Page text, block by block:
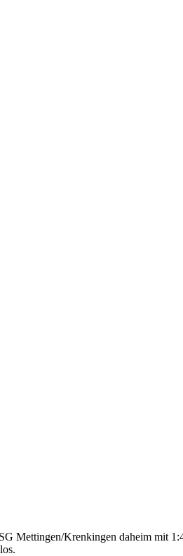
Mettingen/Krenkingen daheim mit